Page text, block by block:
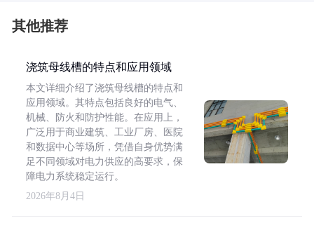
其他推荐
浇筑母线槽的特点和应用领域
本文详细介绍了浇筑母线槽的特点和
应用领域。其特点包括良好的电气、
机械、防火和防护性能。在应用上，
广泛用于商业建筑、工业厂房、医院
和数据中心等场所，凭借自身优势满
足不同领域对电力供应的高要求，保
障电力系统稳定运行。
2026年8月4日